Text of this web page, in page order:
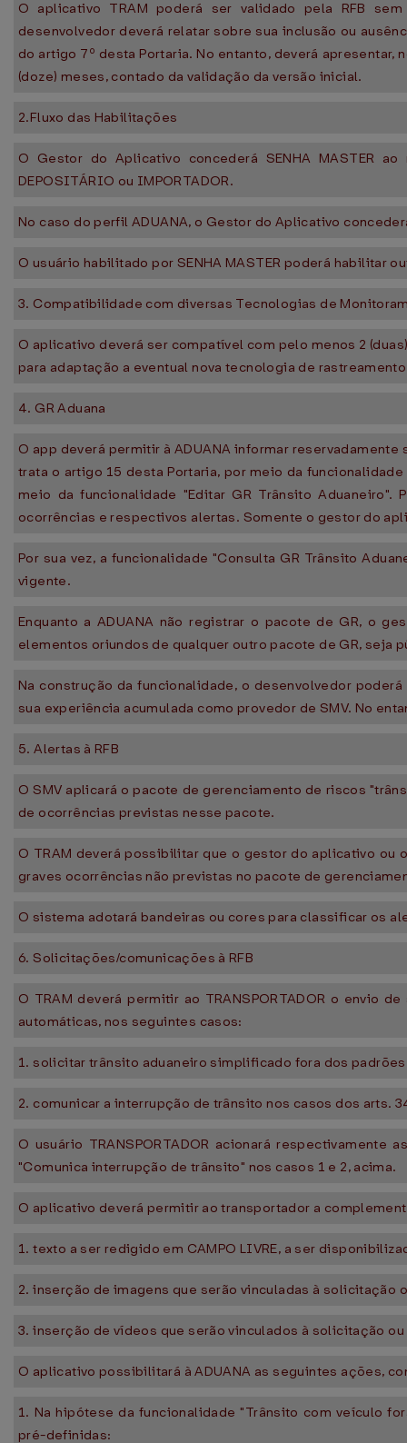
O aplicativo TRAM poderá ser validado pela RFB
desenvolvedor deverá relatar sobre sua inclusão ou
do artigo 7º desta Portaria. No entanto, deverá
(doze) meses, contado da validação da versão inicial.
2.Fluxo das Habilitações
O Gestor do Aplicativo concederá SENHA MASTER
DEPOSITÁRIO ou IMPORTADOR.
No caso do perfil ADUANA, o Gestor do Aplicativo
O usuário habilitado por SENHA MASTER poderá habilitar
3. Compatibilidade com diversas Tecnologias de
O aplicativo deverá ser compatível com pelo menos 2
para adaptação a eventual nova tecnologia de
4. GR Aduana
O app deverá permitir à ADUANA informar
trata o artigo 15 desta Portaria, por meio da
meio da funcionalidade "Editar GR Trânsito
ocorrências e respectivos alertas. Somente o gestor do
Por sua vez, a funcionalidade "Consulta GR Trânsito
vigente.
Enquanto a ADUANA não registrar o pacote de GR, o
elementos oriundos de qualquer outro pacote de GR, seja
Na construção da funcionalidade, o desenvolvedor
sua experiência acumulada como provedor de SMV. No
5. Alertas à RFB
O SMV aplicará o pacote de gerenciamento de riscos
de ocorrências previstas nesse pacote.
O TRAM deverá possibilitar que o gestor do aplicativo ou
graves ocorrências não previstas no pacote de
O sistema adotará bandeiras ou cores para classificar os
6. Solicitações/comunicações à RFB
O TRAM deverá permitir ao TRANSPORTADOR o envio
automáticas, nos seguintes casos:
1. solicitar trânsito aduaneiro simplificado fora dos
2. comunicar a interrupção de trânsito nos casos dos arts.
O usuário TRANSPORTADOR acionará
"Comunica interrupção de trânsito" nos casos 1 e 2, acima.
O aplicativo deverá permitir ao transportador a
1. texto a ser redigido em CAMPO LIVRE, a ser
2. inserção de imagens que serão vinculadas à solicitação
3. inserção de vídeos que serão vinculados à solicitação
O aplicativo possibilitará à ADUANA as seguintes ações,
1. Na hipótese da funcionalidade "Trânsito com veículo
pré-definidas: